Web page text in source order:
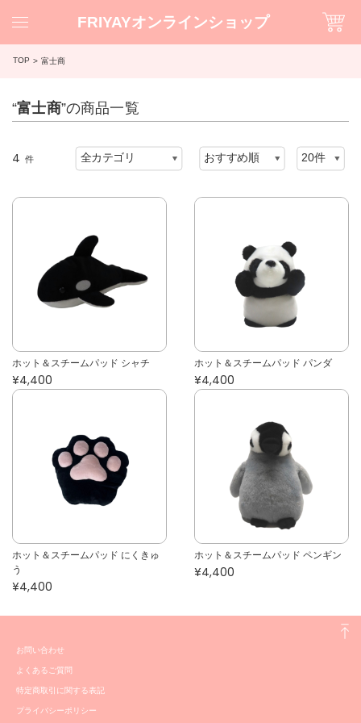
FRIYAYオンラインショップ
TOP 富士商
“富士商”の商品一覧
4 件
ホット＆スチームパッド シャチ
¥4,400
ホット＆スチームパッド パンダ
¥4,400
ホット＆スチームパッド にくきゅ
う
¥4,400
ホット＆スチームパッド ペンギン
¥4,400
お問い合わせ
よくあるご質問
特定商取引に関する表記
プライバシーポリシー